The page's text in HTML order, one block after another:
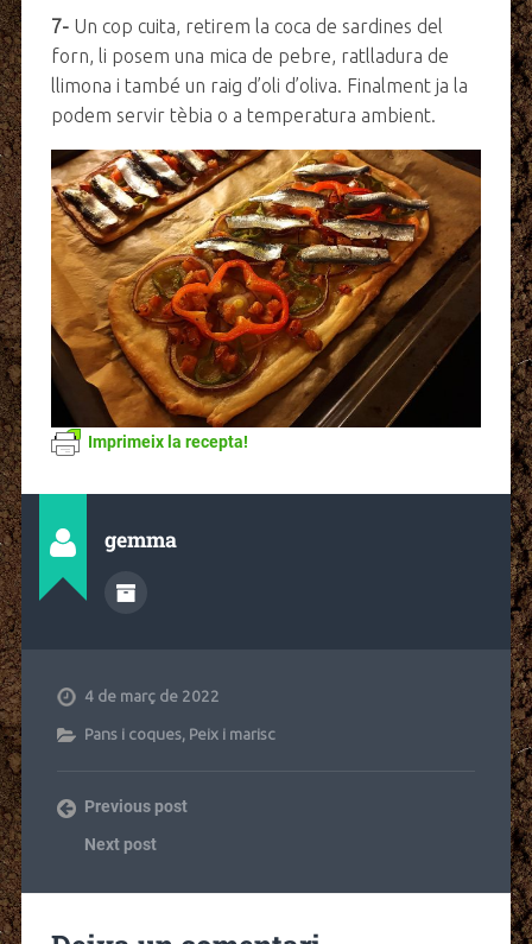
7- Un cop cuita, retirem la coca de sardines del
forn, li posem una mica de pebre, ratlladura de
llimona i també un raig d’oli d’oliva. Finalment ja la
podem servir tèbia o a temperatura ambient.
Imprimeix la recepta!
gemma
4 de març de 2022
Pans i coques, Peix i marisc
Previous post
Next post